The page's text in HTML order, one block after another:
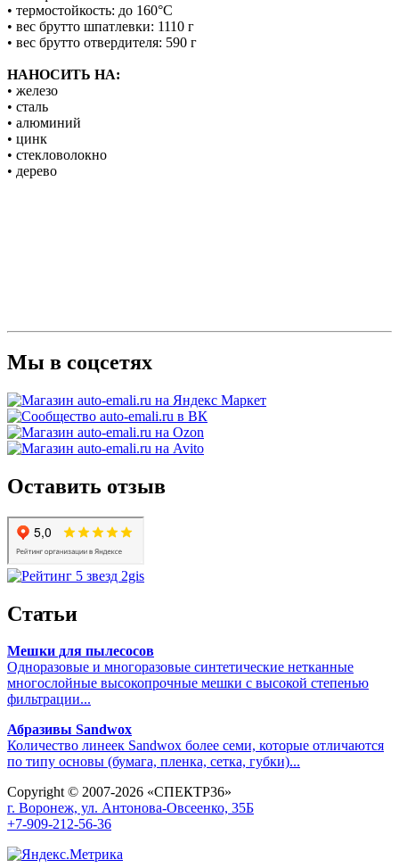
• термостойкость: до 160°С
• вес брутто шпатлевки: 1110 г
• вес брутто отвердителя: 590 г
НАНОСИТЬ НА:
• железо
• сталь
• алюминий
• цинк
• стекловолокно
• дерево
Мы в соцсетях
Оставить отзыв
Статьи
Мешки для пылесосов
Одноразовые и многоразовые синтетические нетканные
многослойные высокопрочные мешки с высокой степенью
фильтрации...
Абразивы Sandwox
Количество линеек Sandwox более семи, которые отличаются
по типу основы (бумага, пленка, сетка, губки)...
Copyright © 2007-2026 «СПЕКТР36»
г. Воронеж, ул. Антонова-Овсеенко, 35Б
+7-909-212-56-36